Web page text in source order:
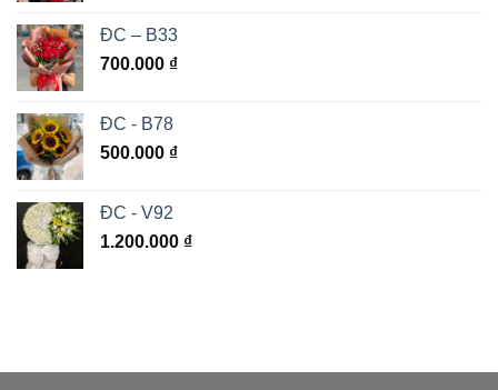
ĐC – B33
700.000 ₫
ĐC - B78
500.000 ₫
ĐC - V92
1.200.000 ₫